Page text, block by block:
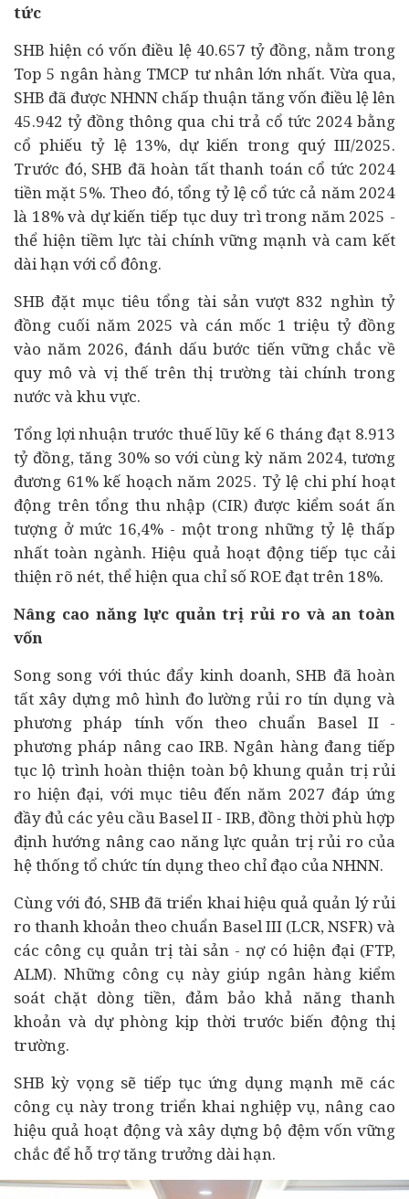
tức
SHB hiện có vốn điều lệ 40.657 tỷ đồng, nằm trong
Top 5 ngân hàng TMCP tư nhân lớn nhất. Vừa qua,
SHB đã được NHNN chấp thuận tăng vốn điều lệ lên
45.942 tỷ đồng thông qua chi trả cổ tức 2024 bằng
cổ phiếu tỷ lệ 13%, dự kiến trong quý III/2025.
Trước đó, SHB đã hoàn tất thanh toán cổ tức 2024
tiền mặt 5%. Theo đó, tổng tỷ lệ cổ tức cả năm 2024
là 18% và dự kiến tiếp tục duy trì trong năm 2025 -
thể hiện tiềm lực tài chínhvững mạnh và cam kết
dài hạn với cổ đông.
SHB đặt mục tiêu tổng tài sản vượt 832 nghìn tỷ
đồng cuối năm 2025 và cán mốc 1 triệu tỷ đồng
vào năm 2026, đánh dấu bước tiến vững chắc về
quy mô và vị thế trên thị trường tài chính trong
nước và khu vực.
Tổng lợi nhuận trước thuế lũy kế 6 tháng đạt 8.913
tỷ đồng, tăng 30% so với cùng kỳ năm 2024, tương
đương 61% kế hoạch năm 2025. Tỷ lệ chi phí hoạt
động trên tổng thu nhập (CIR) được kiểm soát ấn
tượng ở mức 16,4% - một trong những tỷ lệ thấp
nhất toàn ngành. Hiệu quả hoạt động tiếp tục cải
thiện rõ nét, thể hiện qua chỉ số ROE đạt trên 18%.
Nâng cao năng lực quản trị rủi ro và an toàn
vốn
Song song với thúc đẩy kinh doanh, SHB đã hoàn
tất xây dựng mô hình đo lường rủi ro tín dụng và
phương pháp tính vốn theo chuẩn Basel II -
phương pháp nâng cao IRB. Ngân hàng đang tiếp
tục lộ trình hoàn thiện toàn bộ khung quản trị rủi
ro hiện đại, với mục tiêu đến năm 2027 đáp ứng
đầy đủ các yêu cầu Basel II - IRB, đồng thời phù hợp
định hướng nâng cao năng lực quản trị rủi ro của
hệ thống tổ chức tín dụng theo chỉ đạo của NHNN.
Cùng với đó, SHB đã triển khai hiệu quả quản lý rủi
ro thanh khoản theo chuẩn Basel III (LCR, NSFR) và
các công cụ quản trị tài sản - nợ có hiện đại (FTP,
ALM). Những công cụ này giúp ngân hàng kiểm
soát chặt dòng tiền, đảm bảo khả năng thanh
khoản và dự phòng kịp thời trước biến động thị
trường.
SHB kỳ vọng sẽ tiếp tục ứng dụng mạnh mẽ các
công cụ này trong triển khai nghiệp vụ, nâng cao
hiệu quả hoạt động và xây dựng bộ đệm vốn vững
chắc để hỗ trợ tăng trưởng dài hạn.